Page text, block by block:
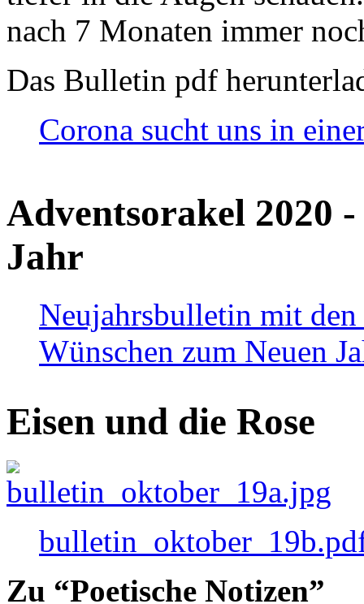
nach 7 Monaten immer
Das Bulletin pdf
Corona sucht uns in
Adventsorakel 2020
Jahr
Neujahrsbulletin mit den
Wünschen zum Neuen
Eisen und die Rose
Zu “Poetische Notizen”